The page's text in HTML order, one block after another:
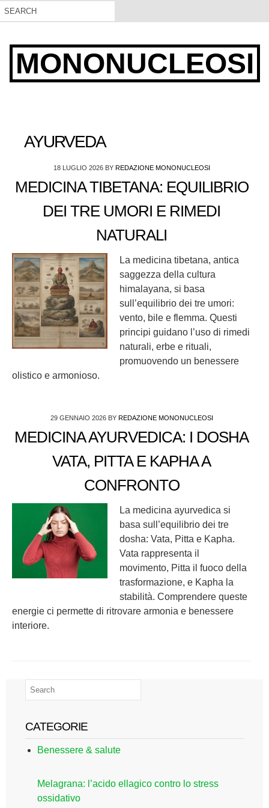
MONONUCLEOSI
AYURVEDA
18 LUGLIO 2026BY REDAZIONE MONONUCLEOSI
MEDICINA TIBETANA: EQUILIBRIO
DEI TRE UMORI E RIMEDI
NATURALI
La medicina tibetana, antica
saggezza della cultura
himalayana, si basa
sull’equilibrio dei tre umori:
vento, bile e flemma. Questi
principi guidano l’uso di rimedi
naturali, erbe e rituali,
promuovendo un benessere
olistico e armonioso.
29 GENNAIO 2026BY REDAZIONE MONONUCLEOSI
MEDICINA AYURVEDICA: I DOSHA
VATA, PITTA E KAPHA A
CONFRONTO
La medicina ayurvedica si
basa sull’equilibrio dei tre
dosha: Vata, Pitta e Kapha.
Vata rappresenta il
movimento, Pitta il fuoco della
trasformazione, e Kapha la
stabilità. Comprendere queste
energie ci permette di ritrovare armonia e benessere
interiore.
CATEGORIE
Benessere & salute
Melagrana: l’acido ellagico contro lo stress
ossidativo